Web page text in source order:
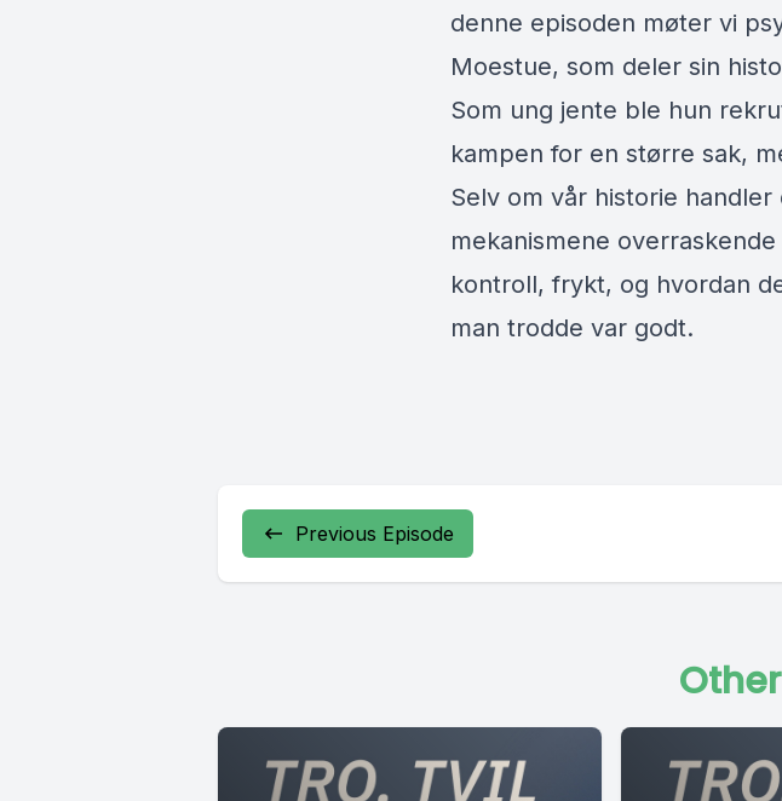
denne episoden møter vi
Moestue, som deler sin
Som ung jente ble hun
kampen for en større sak,
Selv om vår historie
mekanismene
kontroll, frykt, og hvordan
man trodde var godt.
Previous Episode